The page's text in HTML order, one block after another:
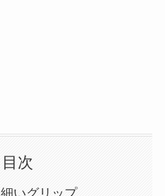
目次